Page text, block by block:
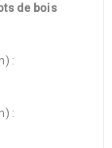
de bois
:
: